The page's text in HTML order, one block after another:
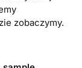
zobaczymy.